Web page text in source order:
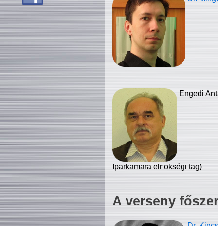
Engedi
Iparkamara elnökségi tag)
A verseny